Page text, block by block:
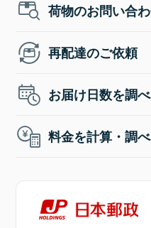
荷物のお問い合
再配達のご依頼
お届け日数を調
料金を計算・調